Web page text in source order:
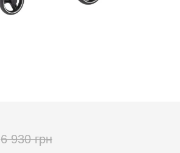
6 930 грн